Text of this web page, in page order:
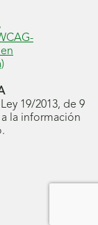
ventana
nueva)
19/2013, de 9
la información